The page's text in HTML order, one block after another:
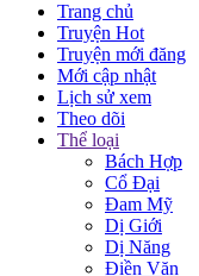
Trang chủ
Truyện Hot
Truyện mới đăng
Mới cập nhật
Lịch sử xem
Theo dõi
Thể loại
Bách Hợp
Cổ Đại
Đam Mỹ
Dị Giới
Dị Năng
Điền Văn